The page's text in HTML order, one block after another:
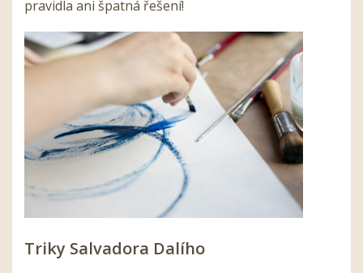
pravidla ani špatná řešení!
Triky Salvadora Dalího